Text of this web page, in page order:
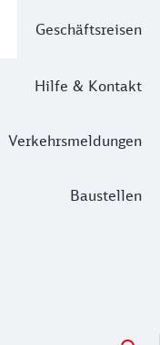
Geschäftsreisen
Hilfe & Kontakt
Verkehrsmeldungen
Baustellen